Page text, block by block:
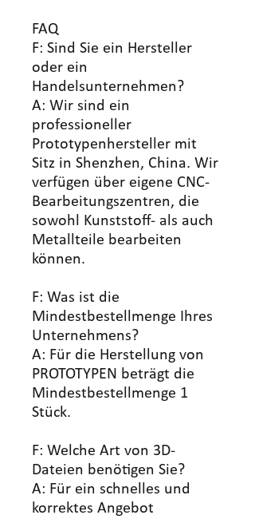
FAQ
F: Sind Sie ein Hersteller
oder ein
Handelsunternehmen?
A: Wir sind ein
professioneller
Prototypenhersteller mit
Sitz in Shenzhen, China. Wir
verfügen über eigene CNC-
Bearbeitungszentren, die
sowohl Kunststoff- als auch
Metallteile bearbeiten
können.
F: Was ist die
Mindestbestellmenge Ihres
Unternehmens?
A: Für die Herstellung von
PROTOTYPEN beträgt die
Mindestbestellmenge 1
Stück.
F: Welche Art von 3D-
Dateien benötigen Sie?
A: Für ein schnelles und
korrektes Angebot